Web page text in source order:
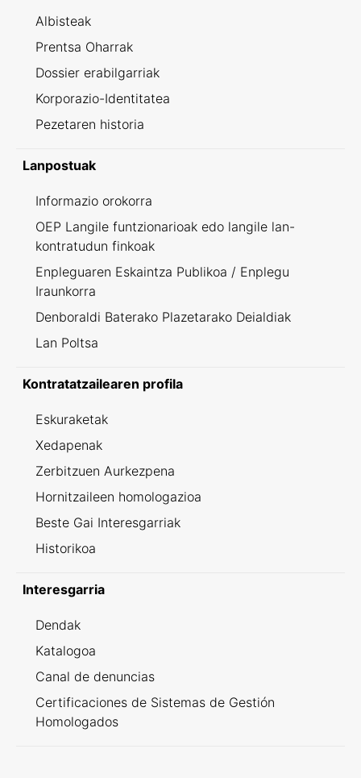
Albisteak
Prentsa Oharrak
Dossier erabilgarriak
Korporazio-Identitatea
Pezetaren historia
Lanpostuak
Informazio orokorra
OEP Langile funtzionarioak edo langile lan-
kontratudun finkoak
Enpleguaren Eskaintza Publikoa / Enplegu
Iraunkorra
Denboraldi Baterako Plazetarako Deialdiak
Lan Poltsa
Kontratatzailearen profila
Eskuraketak
Xedapenak
Zerbitzuen Aurkezpena
Hornitzaileen homologazioa
Beste Gai Interesgarriak
Historikoa
Interesgarria
Dendak
Katalogoa
Canal de denuncias
Certificaciones de Sistemas de Gestión
Homologados